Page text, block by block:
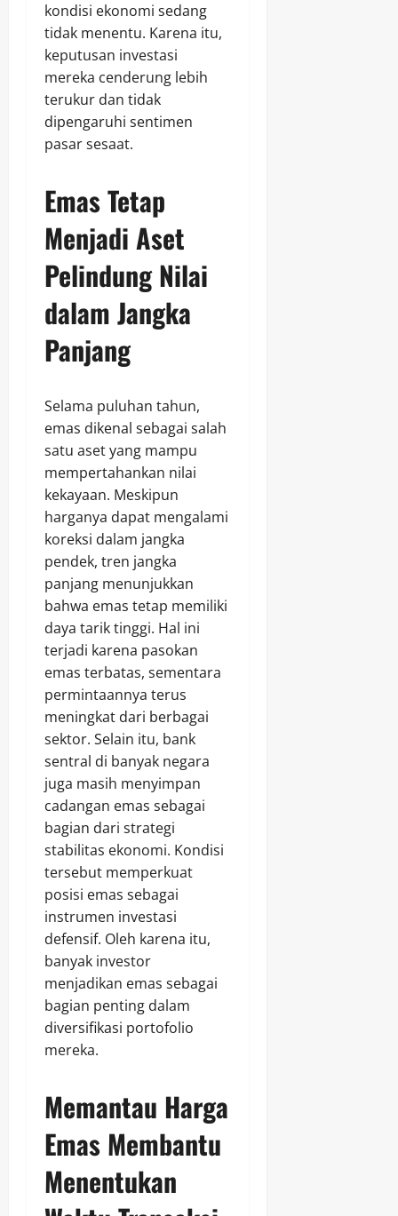
kondisi ekonomi sedang
tidak menentu. Karena itu,
keputusan investasi
mereka cenderung lebih
terukur dan tidak
dipengaruhi sentimen
pasar sesaat.
Emas Tetap
Menjadi Aset
Pelindung Nilai
dalam Jangka
Panjang
Selama puluhan tahun,
emas dikenal sebagai salah
satu aset yang mampu
mempertahankan nilai
kekayaan. Meskipun
harganya dapat mengalami
koreksi dalam jangka
pendek, tren jangka
panjang menunjukkan
bahwa emas tetap memiliki
daya tarik tinggi. Hal ini
terjadi karena pasokan
emas terbatas, sementara
permintaannya terus
meningkat dari berbagai
sektor. Selain itu, bank
sentral di banyak negara
juga masih menyimpan
cadangan emas sebagai
bagian dari strategi
stabilitas ekonomi. Kondisi
tersebut memperkuat
posisi emas sebagai
instrumen investasi
defensif. Oleh karena itu,
banyak investor
menjadikan emas sebagai
bagian penting dalam
diversifikasi portofolio
mereka.
Memantau Harga
Emas Membantu
Menentukan